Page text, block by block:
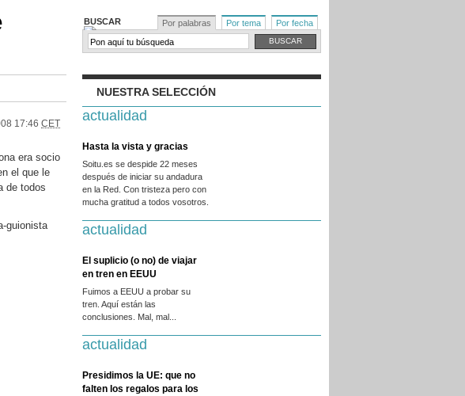
17:46 CET
era socio
el que le
de todos
guionista
BUSCAR Por palabras Por tema Por fecha
NUESTRA SELECCIÓN
actualidad
Hasta la vista y gracias
Soitu.es se despide 22 meses
después de iniciar su andadura
en la Red. Con tristeza pero con
mucha gratitud a todos vosotros.
actualidad
El suplicio (o no) de viajar
en tren en EEUU
Fuimos a EEUU a probar su
tren. Aquí están las
conclusiones. Mal, mal...
actualidad
Presidimos la UE: que no
falten los regalos para los